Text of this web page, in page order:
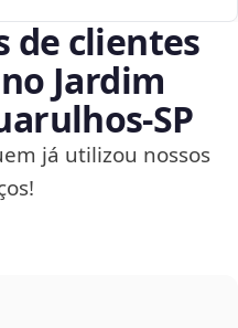
de clientes
Jardim
já utilizou nossos